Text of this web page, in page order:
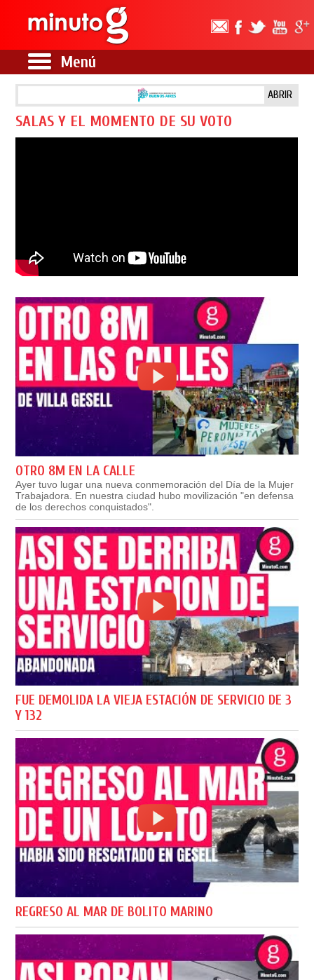
Menú
ABRIR
SALAS Y EL MOMENTO DE SU VOTO
OTRO 8M EN LA CALLE
Ayer tuvo lugar una nueva conmemoración del Día de la Mujer
Trabajadora. En nuestra ciudad hubo movilización "en defensa
de los derechos conquistados".
FUE DEMOLIDA LA VIEJA ESTACIÓN DE SERVICIO DE 3
Y 132
REGRESO AL MAR DE BOLITO MARINO